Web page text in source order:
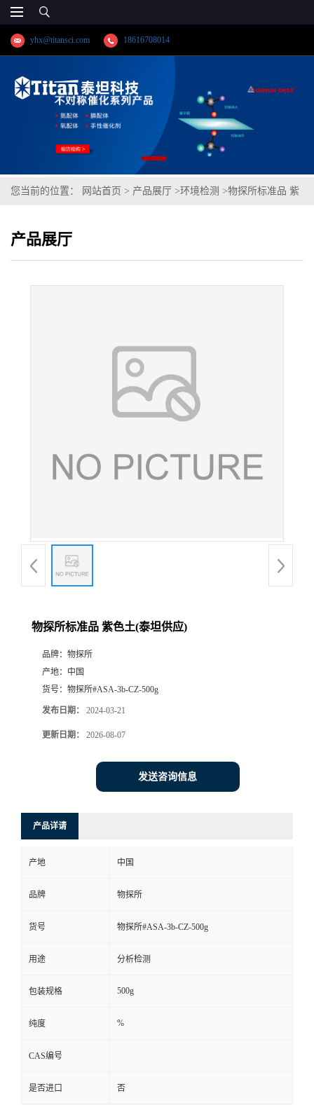
yhx@titansci.com 18616708014
您当前的位置： 网站首页 > 产品展厅 >环境检测 >物探所标准品 紫
产品展厅
物探所标准品 紫色土(泰坦供应)
品牌： 物探所
产地： 中国
货号： 物探所#ASA-3b-CZ-500g
发布日期： 2024-03-21
更新日期： 2026-08-07
发送咨询信息
产品详请
产地 中国
品牌 物探所
货号 物探所#ASA-3b-CZ-500g
用途 分析检测
包装规格 500g
纯度 %
CAS编号
是否进口 否